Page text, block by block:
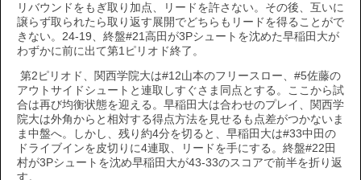
リバウンドをもぎ取り加点、リードを許さない。その後、互いに
譲らず取られたら取り返す展開でどちらもリードを得ることがで
きない。24-19、終盤#21高田が3Pシュートを沈めた早稲田大が
わずかに前に出て第1ピリオド終了。
第2ピリオド、関西学院大は#12山本のフリースロー、#5佐藤の
アウトサイドシュートと連取しすぐさま同点とする。ここから試
合は再び均衡状態を迎える。早稲田大は合わせのプレイ、関西学
院大は外角からと相対する得点方法を見せるも点差がつかないま
ま中盤へ。しかし、残り約4分を切ると、早稲田大は#33中田の
ドライブインを皮切りに4連取、リードを手にする。終盤#22田
村が3Pシュートを沈め早稲田大が43-33のスコアで前半を折り返
す。